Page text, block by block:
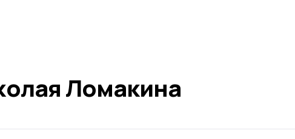
Ломакина